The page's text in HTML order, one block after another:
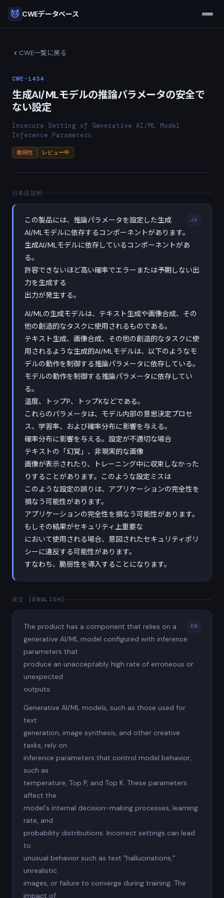
CWEデータベース
CWE一覧に戻る
CWE-1434
生成AI/MLモデルの推論パラメータの安全で
ない設定
Insecure Setting of Generative AI/ML Model
Inference Parameters
脆弱性 レビュー中
日本語説明
JA
この製品には、推論パラメータを設定した生成
AI/MLモデルに依存するコンポーネントがあります。
生成AI/MLモデルに依存しているコンポーネントがあ
る。
許容できないほど高い確率でエラーまたは予期しない出
力を生成する
出力が発生する。
AI/MLの生成モデルは、テキスト生成や画像合成、その
他の創造的なタスクに使用されるものである。
テキスト生成、画像合成、その他の創造的なタスクに使
用されるような生成的AI/MLモデルは、以下のようなモ
デルの動作を制御する推論パラメータに依存している。
モデルの動作を制御する推論パラメータに依存してい
る。
温度、トップP、トップKなどである。
これらのパラメータは、モデル内部の意思決定プロセ
ス、学習率、および確率分布に影響を与える。
確率分布に影響を与える。設定が不適切な場合
テキストの「幻覚」、非現実的な画像
画像が表示されたり、トレーニング中に収束しなかった
りすることがあります。このような設定ミスは
このような設定の誤りは、アプリケーションの完全性を
損なう可能性があります。
アプリケーションの完全性を損なう可能性があります。
もしその結果がセキュリティ上重要な
において使用される場合、意図されたセキュリティポリ
シーに違反する可能性があります。
すなわち、脆弱性を導入することになります。
原文 (ENGLISH)
EN
The product has a component that relies on a
generative AI/ML model configured with inference
parameters that
produce an unacceptably high rate of erroneous or
unexpected
outputs.
Generative AI/ML models, such as those used for
text
generation, image synthesis, and other creative
tasks, rely on
inference parameters that control model behavior,
such as
temperature, Top P, and Top K. These parameters
affect the
model's internal decision-making processes, learning
rate, and
probability distributions. Incorrect settings can lead
to
unusual behavior such as text "hallucinations,"
unrealistic
images, or failure to converge during training. The
impact of